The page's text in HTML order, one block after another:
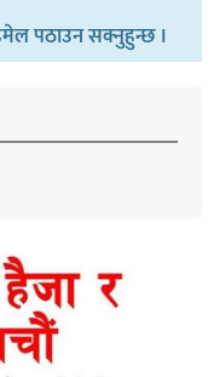
पठाउन सक्नुहुन्छ ।